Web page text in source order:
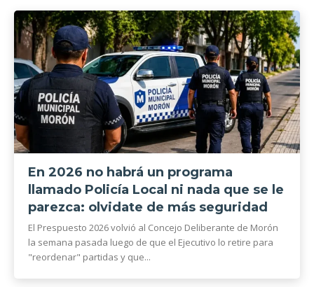
En 2026 no habrá un programa
llamado Policía Local ni nada que se le
parezca: olvidate de más seguridad
El Prespuesto 2026 volvió al Concejo Deliberante de Morón
la semana pasada luego de que el Ejecutivo lo retire para
"reordenar" partidas y que...